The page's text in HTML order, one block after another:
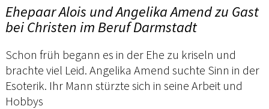
Ehepaar Alois und Angelika Amend zu Gast
bei Christen im Beruf Darmstadt
Schon früh begann es in der Ehe zu kriseln und
brachte viel Leid. Angelika Amend suchte Sinn in der
Esoterik. Ihr Mann stürzte sich in seine Arbeit und
Hobbys